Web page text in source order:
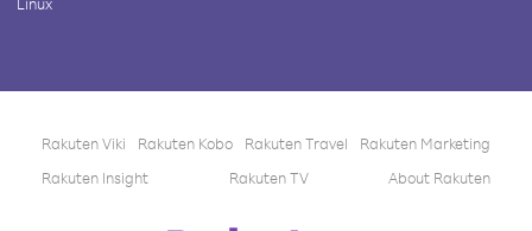
Rakuten Viki Rakuten Kobo Rakuten Travel
Rakuten Marketing
Rakuten Insight
Rakuten TV About Rakuten